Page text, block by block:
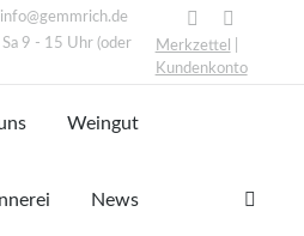
info@gemmrich.de
9 - 15 Uhr (oder
page
window
page
window
Merkzettel
Kundenkonto
Weingut
News Search: